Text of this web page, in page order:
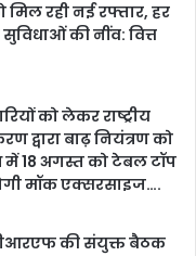
रही नई रफ्तार, हर
सुविधाओं की नींव: वित्त
को लेकर राष्ट्रीय
द्वारा बाढ़ नियंत्रण को
में 18 अगस्त को टेबल टॉप
मॉक एक्सरसाइज….
की संयुक्त बैठक